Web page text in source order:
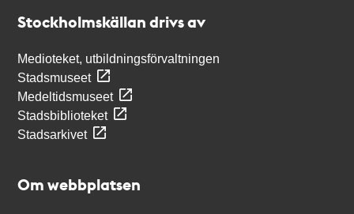
Stockholmskällan drivs av
Medioteket, utbildningsförvaltningen
Stadsmuseet
Medeltidsmuseet
Stadsbiblioteket
Stadsarkivet
Om webbplatsen